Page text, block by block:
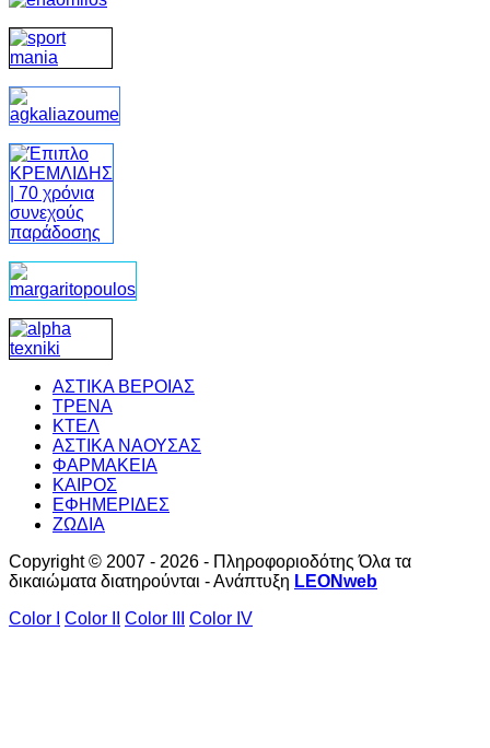
ΑΣΤΙΚΑ ΒΕΡΟΙΑΣ
ΤΡΕΝΑ
ΚΤΕΛ
ΑΣΤΙΚΑ ΝΑΟΥΣΑΣ
ΦΑΡΜΑΚΕΙΑ
ΚΑΙΡΟΣ
ΕΦΗΜΕΡΙΔΕΣ
ΖΩΔΙΑ
Copyright © 2007 - 2026 - Πληροφοριοδότης Όλα τα
δικαιώματα διατηρούνται - Ανάπτυξη LEONweb
Color I
Color II Color III Color IV